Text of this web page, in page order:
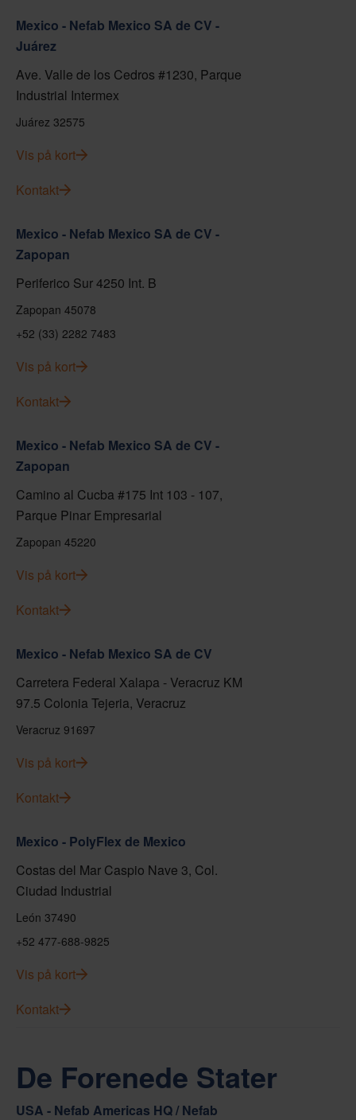
Mexico - Nefab Mexico SA de CV -
Juárez
Ave. Valle de los Cedros #1230, Parque
Industrial Intermex
Juárez 32575
Vis på kort
Kontakt
Mexico - Nefab Mexico SA de CV -
Zapopan
Periferico Sur 4250 Int. B
Zapopan 45078
+52 (33) 2282 7483
Vis på kort
Kontakt
Mexico - Nefab Mexico SA de CV -
Zapopan
Camino al Cucba #175 Int 103 - 107,
Parque Pinar Empresarial
Zapopan 45220
Vis på kort
Kontakt
Mexico - Nefab Mexico SA de CV
Carretera Federal Xalapa - Veracruz KM
97.5 Colonia Tejeria, Veracruz
Veracruz 91697
Vis på kort
Kontakt
Mexico - PolyFlex de Mexico
Costas del Mar Caspio Nave 3, Col.
Ciudad Industrial
León 37490
+52 477-688-9825
Vis på kort
Kontakt
De Forenede Stater
USA - Nefab Americas HQ / Nefab